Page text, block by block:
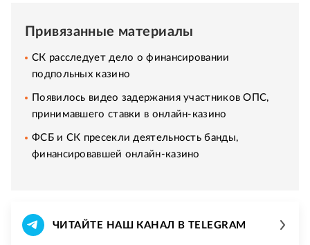
Привязанные материалы
СК расследует дело о финансировании
подпольных казино
Появилось видео задержания участников ОПС,
принимавшего ставки в онлайн-казино
ФСБ и СК пресекли деятельность банды,
финансировавшей онлайн-казино
ЧИТАЙТЕ НАШ КАНАЛ В TELEGRAM